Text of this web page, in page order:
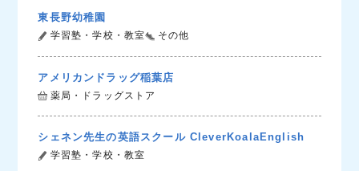
東長野幼稚園
学習塾・学校・教室 その他
アメリカンドラッグ稲葉店
薬局・ドラッグストア
シェネン先生の英語スクール CleverKoalaEnglish
学習塾・学校・教室